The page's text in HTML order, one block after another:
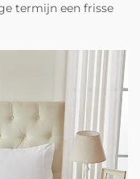
termijn een frisse